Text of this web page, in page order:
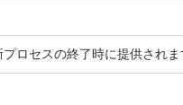
ロセスの終了時に提供されま